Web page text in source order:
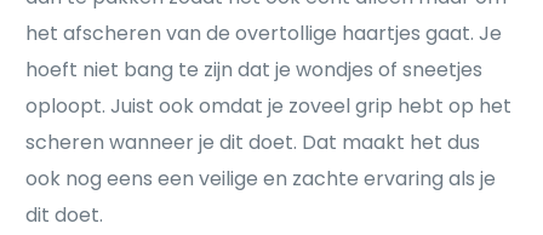
het afscheren van de overtollige haartjes gaat. Je
hoeft niet bang te zijn dat je wondjes of sneetjes
oploopt. Juist ook omdat je zoveel grip hebt op het
scheren wanneer je dit doet. Dat maakt het dus
ook nog eens een veilige en zachte ervaring als je
dit doet.